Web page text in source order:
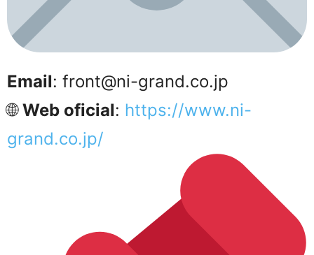
Email: front@ni-grand.co.jp
🌐Web oficial: https://www.ni-
grand.co.jp/